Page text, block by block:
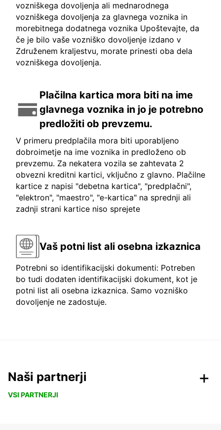
vozniškega dovoljenja ali mednarodnega
vozniškega dovoljenja za glavnega voznika in
morebitnega dodatnega voznika Upoštevajte, da
če je bilo vaše vozniško dovoljenje izdano v
Združenem kraljestvu, morate prinesti oba dela
vozniškega dovoljenja.
Plačilna kartica mora biti na ime
glavnega voznika in jo je potrebno
predložiti ob prevzemu.
V primeru predplačila mora biti uporabljeno
dobroimetje na ime voznika in predloženo ob
prevzemu. Za nekatera vozila se zahtevata 2
obvezni kreditni kartici, vključno z glavno. Plačilne
kartice z napisi "debetna kartica", "predplačni",
"elektron", "maestro", "e-kartica" na sprednji ali
zadnji strani kartice niso sprejete
Vaš potni list ali osebna izkaznica
Potrebni so identifikacijski dokumenti: Potreben
bo tudi dodaten identifikacijski dokument, kot je
potni list ali osebna izkaznica. Samo vozniško
dovoljenje ne zadostuje.
Naši partnerji
VSI PARTNERJI